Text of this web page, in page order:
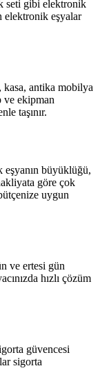
seti gibi elektronik
elektronik eşyalar
kasa, antika mobilya
ve ekipman
taşınır.
eşyanın büyüklüğü,
göre çok
uygun
ve ertesi gün
hızlı çözüm
güvencesi
sigorta